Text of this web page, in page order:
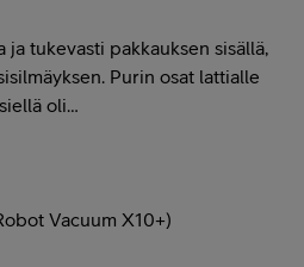
tukevasti pakkauksen sisällä,
Purin osat lattialle
oli…
Vacuum X10+)